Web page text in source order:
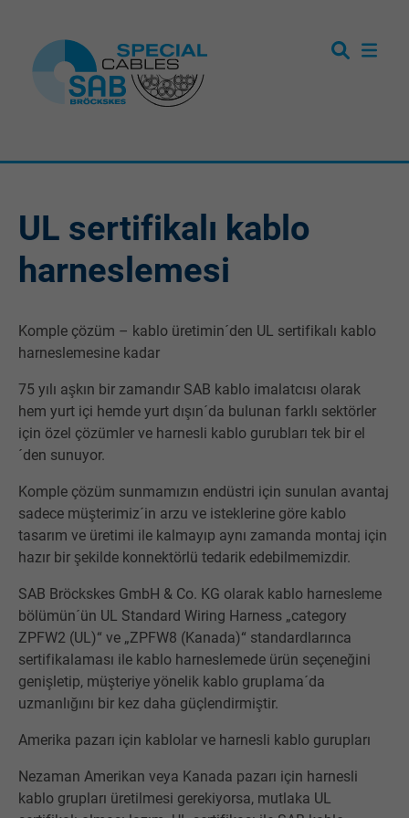
UL sertifikalı kablo
harneslemesi
Komple çözüm – kablo üretimin´den UL sertifikalı kablo
harneslemesine kadar
75 yılı aşkın bir zamandır SAB kablo imalatcısı olarak
hem yurt içi hemde yurt dışın´da bulunan farklı sektörler
için özel çözümler ve harnesli kablo gurubları tek bir el
´den sunuyor.
Komple çözüm sunmamızın endüstri için sunulan avantaj
sadece müşterimiz´in arzu ve isteklerine göre kablo
tasarım ve üretimi ile kalmayıp aynı zamanda montaj için
hazır bir şekilde konnektörlü tedarik edebilmemizdir.
SAB Bröckskes GmbH & Co. KG olarak kablo harnesleme
bölümün´ün UL Standard Wiring Harness „category
ZPFW2 (UL)“ ve „ZPFW8 (Kanada)“ standardlarınca
sertifikalaması ile kablo harneslemede ürün seçeneğini
genişletip, müşteriye yönelik kablo gruplama´da
uzmanlığını bir kez daha güçlendirmiştir.
Amerika pazarı için kablolar ve harnesli kablo gurupları
Nezaman Amerikan veya Kanada pazarı için harnesli
kablo grupları üretilmesi gerekiyorsa, mutlaka UL